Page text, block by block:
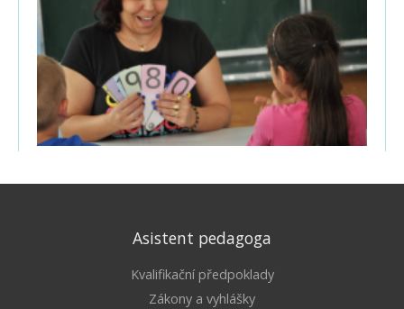
Asistent pedagoga
Kvalifikační předpoklady
Zákony a vyhlášky